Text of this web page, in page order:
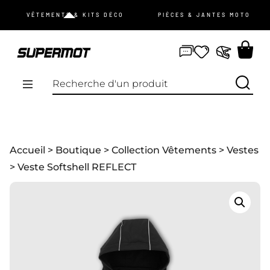
VÊTEMENTS & KITS DÉCO PIÈCES & JANTES MOTO
mot de passe oublié ?
Je m’inscris
NOUVEAUTÉS
Accueil > Boutique > Collection Vêtements > Vestes
> Veste Softshell REFLECT